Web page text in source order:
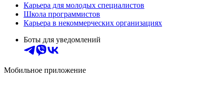
Карьера для молодых специалистов
Школа программистов
Карьера в некоммерческих организациях
Боты для уведомлений
Мобильное приложение